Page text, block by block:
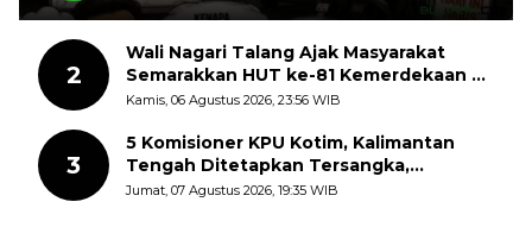
2
Wali Nagari Talang Ajak Masyarakat
Semarakkan HUT ke-81 Kemerdekaan RI
dengan Mengibarkan Bendera Merah
Kamis, 06 Agustus 2026, 23:56 WIB
3
5 Komisioner KPU Kotim, Kalimantan
Tengah Ditetapkan Tersangka,
Kerugian Negara ditaksir 10 Milyard
Jumat, 07 Agustus 2026, 19:35 WIB